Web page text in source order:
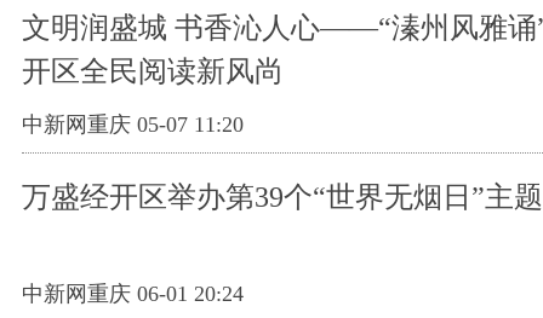
文明润盛城 书香沁人心——“溱州风雅诵
开区全民阅读新风尚
中新网重庆 05-07 11:20
万盛经开区举办第39个“世界无烟日”主
中新网重庆 06-01 20:24